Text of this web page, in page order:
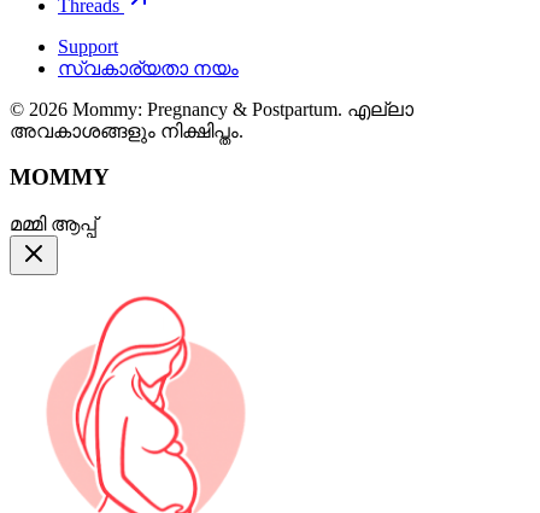
Threads
Support
സ്വകാര്യതാ നയം
© 2026 Mommy: Pregnancy & Postpartum. എല്ലാ
അവകാശങ്ങളും നിക്ഷിപ്തം.
MOMMY
മമ്മി ആപ്പ്